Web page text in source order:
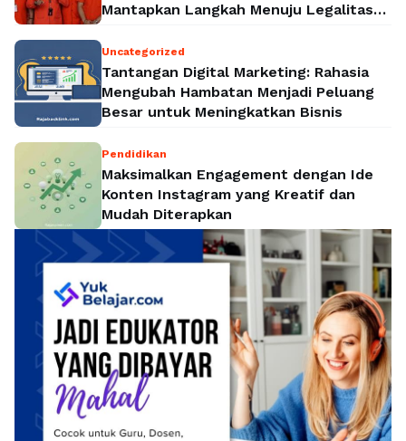
Mantapkan Langkah Menuju Legalitas
Uncategorized
Tantangan Digital Marketing: Rahasia
Mengubah Hambatan Menjadi Peluang
Besar untuk Meningkatkan Bisnis
Pendidikan
Maksimalkan Engagement dengan Ide
Konten Instagram yang Kreatif dan
Mudah Diterapkan